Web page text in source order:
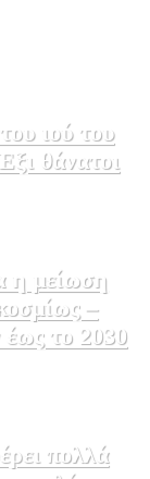
ιού του
θάνατοι
η μείωση
–
έως το 2030
πολλά